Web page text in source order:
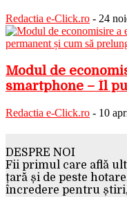
Redactia e-Click.ro - 24
Modul de
smartphone – Îl
Redactia e-Click.ro - 10
DESPRE NOI
Fii primul care află
țară și de peste
încredere pentru